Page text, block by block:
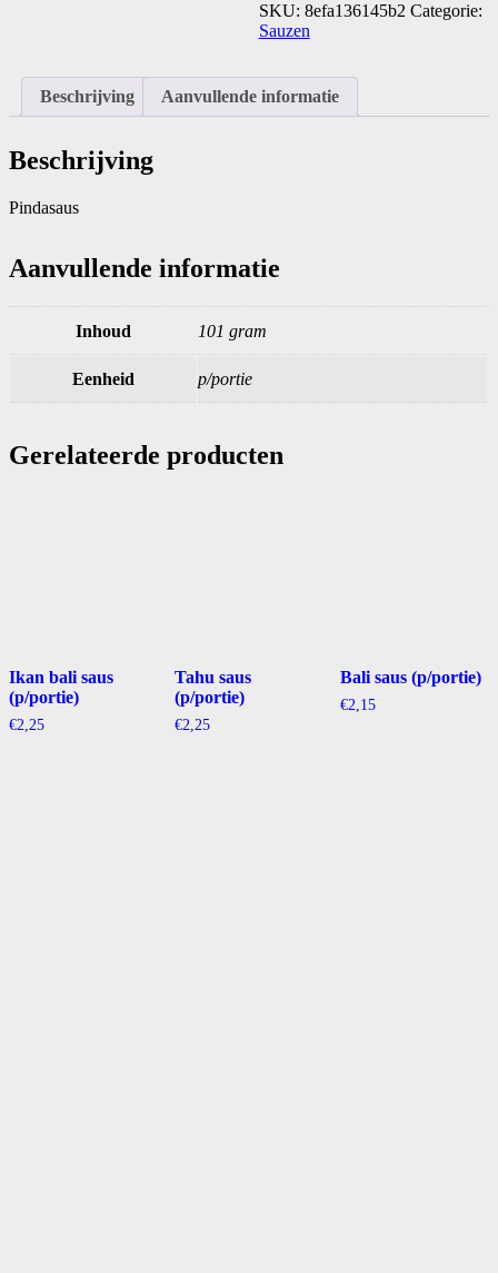
SKU: 8efa136145b2 Categorie:
Sauzen
Beschrijving Aanvullende informatie
Beschrijving
Pindasaus
Aanvullende informatie
Inhoud 101 gram
Eenheid p/portie
Gerelateerde producten
Ikan bali saus
(p/portie)
€2,25
Tahu saus
(p/portie)
€2,25
Bali saus (p/portie)
€2,15